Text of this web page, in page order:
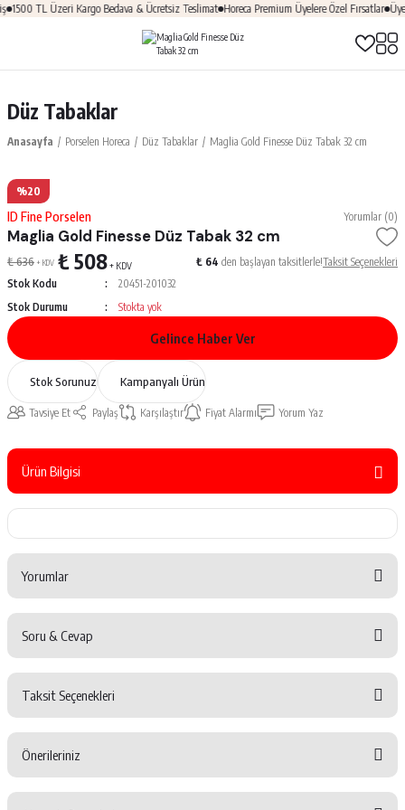
1500 TL Üzeri Kargo Bedava & Ücretsiz Teslimat Horeca Premium Üyelere Özel Fırsatlar Üye
Düz Tabaklar
Anasayfa Porselen Horeca Düz Tabaklar Maglia Gold Finesse Düz Tabak 32 cm
%20
ID Fine Porselen Yorumlar (0)
Maglia Gold Finesse Düz Tabak 32 cm
₺ 636 + KDV ₺ 508+ KDV ₺ 64 den başlayan taksitlerle!Taksit Seçenekleri
Stok Kodu
20451-201032
Stok Durumu
Stokta yok
Gelince Haber Ver
Stok Sorunuz Kampanyalı Ürün
Tavsiye Et Paylaş Karşılaştır Fiyat Alarmı Yorum Yaz
Ürün Bilgisi
Yorumlar
Yorum Yaz
Soru & Cevap
Soru Sor
Taksit Seçenekleri
Önerileriniz